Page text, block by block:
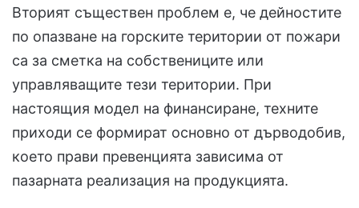
Вторият съществен проблем е, че дейностите
по опазване на горските територии от пожари
са за сметка на собствениците или
управляващите тези територии. При
настоящия модел на финансиране, техните
приходи се формират основно от дърводобив,
което прави превенцията зависима от
пазарната реализация на продукцията.